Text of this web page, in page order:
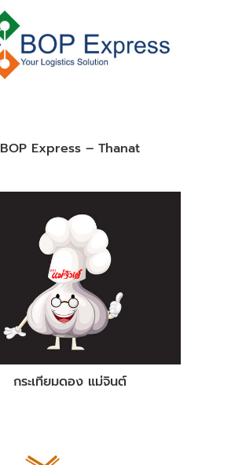
BOP Express – Thanat
กระเทียมดอง แม่จินต์